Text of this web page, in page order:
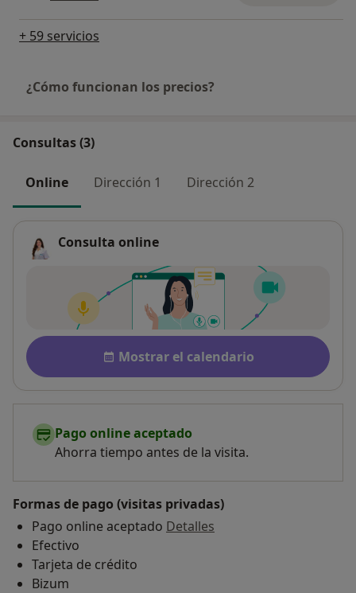
+ 59 servicios
¿Cómo funcionan los precios?
Consultas (3)
Online Dirección 1 Dirección 2
Consulta online
Disponibilidad
Mostrar el calendario
Pago online aceptado
Ahorra tiempo antes de la visita.
Formas de pago (visitas privadas)
Pago online aceptado Detalles
Efectivo
Tarjeta de crédito
Bizum